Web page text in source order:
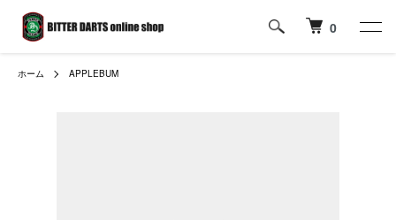
0
ホーム APPLEBUM